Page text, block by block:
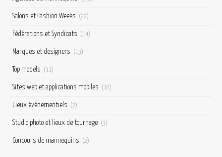
Salons et Fashion Weeks (22)
Fédérations et Syndicats (14)
Marques et designers (13)
Top models (11)
Sites web et applications mobiles (10)
Lieux événementiels (7)
Studio photo et lieux de tournage (3)
Concours de mannequins (2)